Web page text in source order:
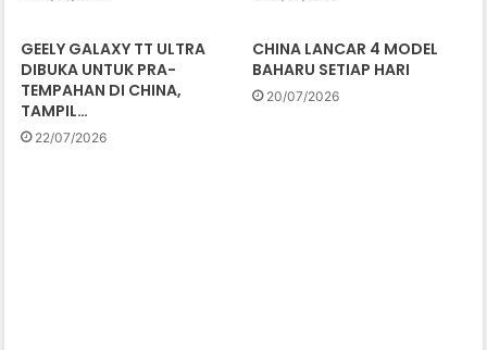
GEELY GALAXY TT ULTRA
DIBUKA UNTUK PRA-
TEMPAHAN DI CHINA,
TAMPIL…
22/07/2026
CHINA LANCAR 4 MODEL
BAHARU SETIAP HARI
20/07/2026